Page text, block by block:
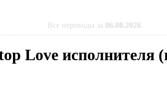
Все переводы за 06.08.2026
Love исполнителя